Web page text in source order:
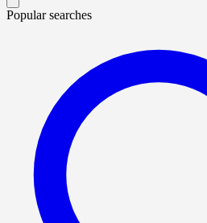
Popular searches